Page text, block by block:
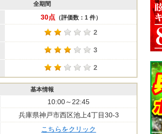
全期間
30点 （評価数：1 件）
2
3
2
基本情報
10:00～22:45
兵庫県神戸市西区池上4丁目30-3
こちらをクリック